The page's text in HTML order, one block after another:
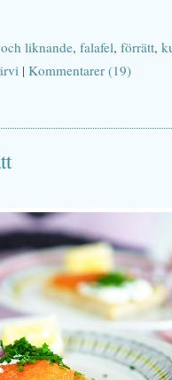
liknande, falafel, förrätt,
| Kommentarer (19)